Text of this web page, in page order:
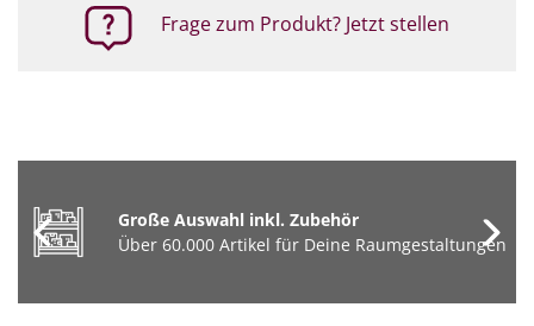
Frage zum Produkt? Jetzt stellen
Große Auswahl inkl. Zubehör
Über 60.000 Artikel für Deine Raumgestaltungen